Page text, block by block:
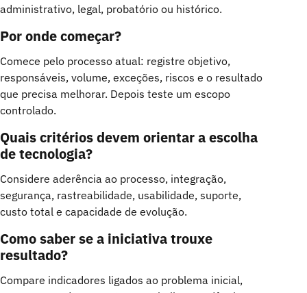
administrativo, legal, probatório ou histórico.
Por onde começar?
Comece pelo processo atual: registre objetivo,
responsáveis, volume, exceções, riscos e o resultado
que precisa melhorar. Depois teste um escopo
controlado.
Quais critérios devem orientar a escolha
de tecnologia?
Considere aderência ao processo, integração,
segurança, rastreabilidade, usabilidade, suporte,
custo total e capacidade de evolução.
Como saber se a iniciativa trouxe
resultado?
Compare indicadores ligados ao problema inicial,